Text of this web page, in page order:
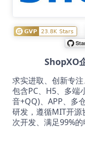
ShopXO
求实进取、创新专注
包含PC、H5、多端
音+QQ)、APP、多
研发 ， 遵循MIT开源
次开发、满足99%